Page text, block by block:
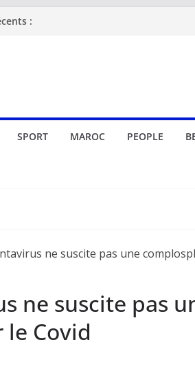
:
SPORT MAROC PEOPLE
ne suscite pas
Covid